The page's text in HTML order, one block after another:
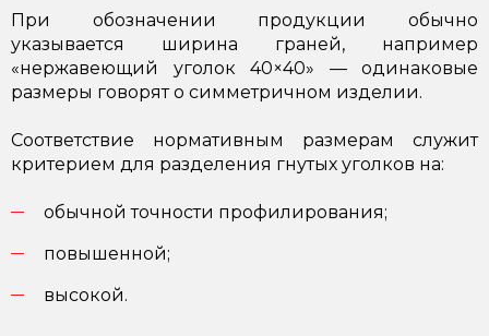
При обозначении продукции обычно
указывается ширина граней, например
«нержавеющий уголок 40×40» — одинаковые
размеры говорят о симметричном изделии.
Соответствие нормативным размерам служит
критерием для разделения гнутых уголков на:
обычной точности профилирования;
повышенной;
высокой.